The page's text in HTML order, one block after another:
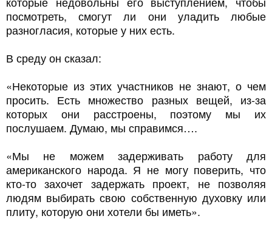
посмотреть, смогут ли они уладить любые
разногласия, которые у них есть.
В среду он сказал:
«Некоторые из этих участников не знают, о чем
просить. Есть множество разных вещей, из-за
которых они расстроены, поэтому мы их
послушаем. Думаю, мы справимся….
«Мы не можем задерживать работу для
американского народа. Я не могу поверить, что
кто-то захочет задержать проект, не позволяя
людям выбирать свою собственную духовку или
плиту, которую они хотели бы иметь».